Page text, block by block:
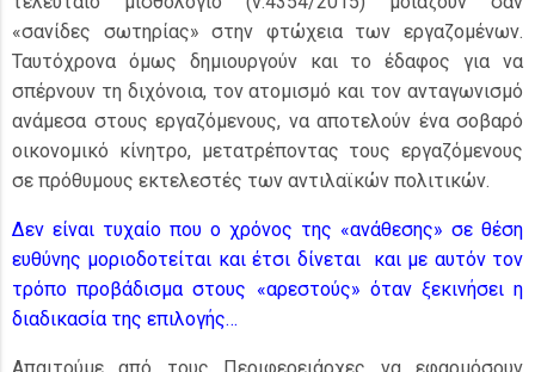
«σανίδες σωτηρίας» στην φτώχεια των εργαζομένων.
Ταυτόχρονα όμως δημιουργούν και το έδαφος για να
σπέρνουν τη διχόνοια, τον ατομισμό και τον ανταγωνισμό
ανάμεσα στους εργαζόμενους, να αποτελούν ένα σοβαρό
οικονομικό κίνητρο, μετατρέποντας τους εργαζόμενους
σε πρόθυμους εκτελεστές των αντιλαϊκών πολιτικών.
Δεν είναι τυχαίο που ο χρόνος της «ανάθεσης» σε θέση
ευθύνης μοριοδοτείται και έτσι δίνεται και με αυτόν τον
τρόπο προβάδισμα στους «αρεστούς» όταν ξεκινήσει η
διαδικασία της επιλογής…